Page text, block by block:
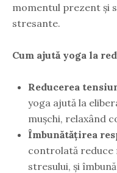
momentul prezent și
stresante.
Cum ajută yoga la
Reducerea
yoga ajută la
mușchi, relaxând
Îmbunătățirea
controlată reduce
stresului, și